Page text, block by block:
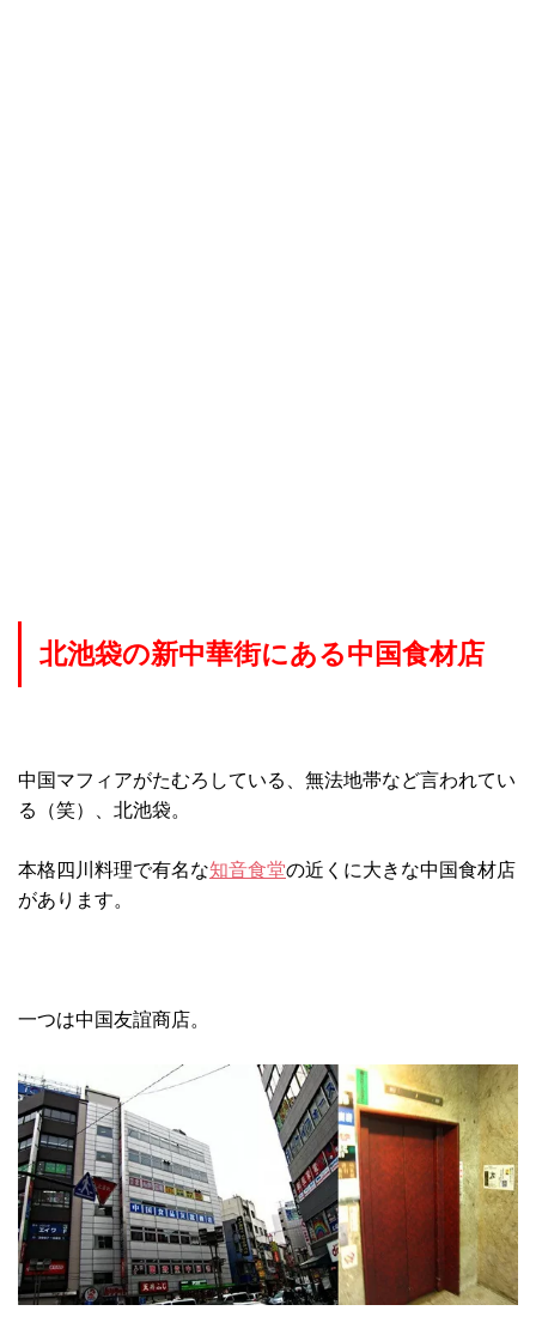
北池袋の新中華街にある中国食材店
中国マフィアがたむろしている、無法地帯など言われてい
る（笑）、北池袋。
本格四川料理で有名な知音食堂の近くに大きな中国食材店
があります。
一つは中国友誼商店。